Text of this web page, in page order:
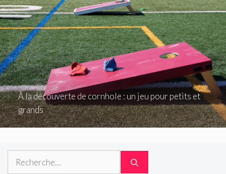
À la découverte de cornhole : un jeu pour petits et
grands
Rechercher :